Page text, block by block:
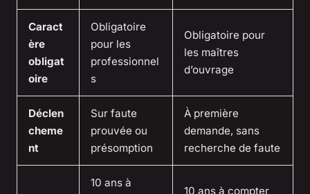
Caract
ère
obligat
oire
Obligatoire
pour les
professionnel
s
Obligatoire pour
les maîtres
d’ouvrage
Déclen
cheme
nt
Sur faute
prouvée ou
présomption
À première
demande, sans
recherche de faute
10 ans à
10 ans à compter